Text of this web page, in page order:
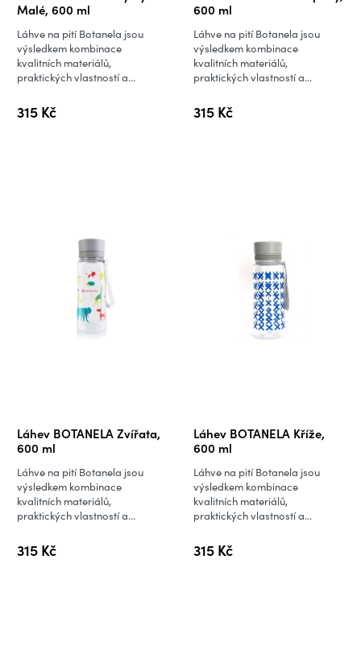
Malé, 600 ml
315 Kč
Láhve na pití Botanela jsou
výsledkem kombinace
kvalitních materiálů,
praktických vlastností a...
600 ml
315 Kč
Láhve na pití Botanela jsou
výsledkem kombinace
kvalitních materiálů,
praktických vlastností a...
Láhev BOTANELA Zvířata,
600 ml
315 Kč
Láhve na pití Botanela jsou
výsledkem kombinace
kvalitních materiálů,
praktických vlastností a...
Láhev BOTANELA Kříže,
600 ml
315 Kč
Láhve na pití Botanela jsou
výsledkem kombinace
kvalitních materiálů,
praktických vlastností a...